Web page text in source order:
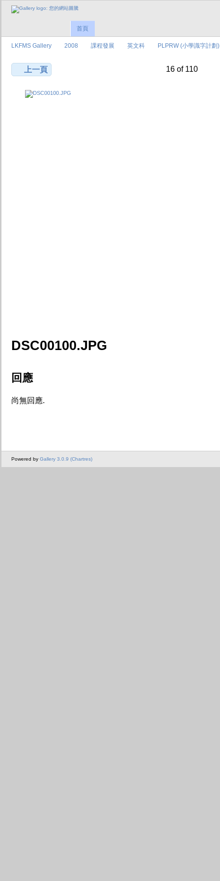
首頁
LKFMS Gallery 2008 課程發展 英文科 PLPRW (小學識字計劃)
上一頁 16 of 110
DSC00100.JPG
回應
尚無回應.
Powered by Gallery 3.0.9 (Chartres)